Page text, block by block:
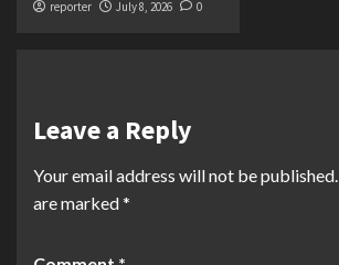
reporter July 8, 2026 0
Leave a Reply
Your email address will not be published.
are marked*